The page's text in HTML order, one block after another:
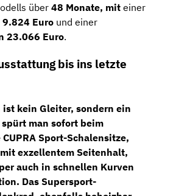
über 48 Monate, mit einer
Euro und einer
23.066 Euro.
bis ins letzte
ist kein Gleiter, sondern ein
man sofort beim
CUPRA Sport-Schalensitze,
exzellentem Seitenhalt,
auch in schnellen Kurven
Das Supersport-